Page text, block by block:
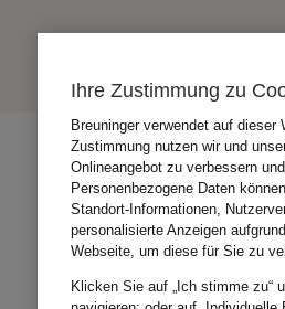
Ihre Zustimmung zu
Breuninger verwendet auf dieser
Zustimmung nutzen wir und
Onlineangebot zu verbessern
Personenbezogene Daten
Standort-Informationen,
personalisierte Anzeigen
Webseite, um diese für Sie zu
Klicken Sie auf „Ich stimme zu“